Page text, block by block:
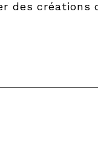
des créations